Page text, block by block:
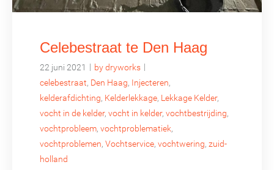
Celebestraat te Den Haag
22 juni 2021 | by dryworks |
celebestraat, Den Haag, Injecteren,
kelderafdichting, Kelderlekkage, Lekkage Kelder,
vocht in de kelder, vocht in kelder, vochtbestrijding,
vochtprobleem, vochtproblematiek,
vochtproblemen, Vochtservice, vochtwering, zuid-
holland